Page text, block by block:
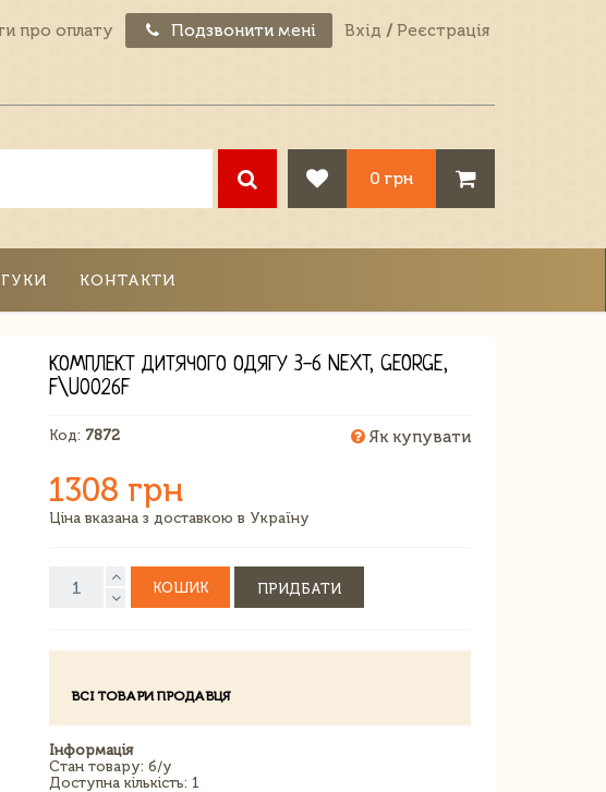
про оплату Подзвонити мені Вхід / Реєстрація
0 грн
КОНТАКТИ
КОМПЛЕКТ ДИТЯЧОГО ОДЯГУ 3-6 NEXT, GEORGE,
F\U0026F
Код: 7872 Як купувати
1308 грн
Ціна вказана з доставкою в Україну
КОШИК ПРИДБАТИ
ВСІ ТОВАРИ ПРОДАВЦЯ
Інформація
Стан товару: б/у
Доступна кількість: 1